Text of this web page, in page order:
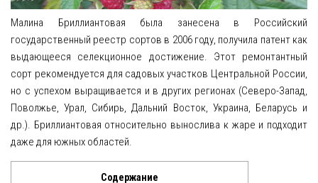
Фрукты
Груша
Ежевика
Слива
Черешня
Малина Бриллиантовая была занесена в Российский
государственный реестр сортов в 2006 году, получила патент как
выдающееся селекционное достижение. Этот ремонтантный
сорт рекомендуется для садовых участков Центральной России,
но с успехом выращивается и в других регионах (Северо-Запад,
Поволжье, Урал, Сибирь, Дальний Восток, Украина, Беларусь и
др.). Бриллиантовая относительно вынослива к жаре и подходит
даже для южных областей.
Содержание